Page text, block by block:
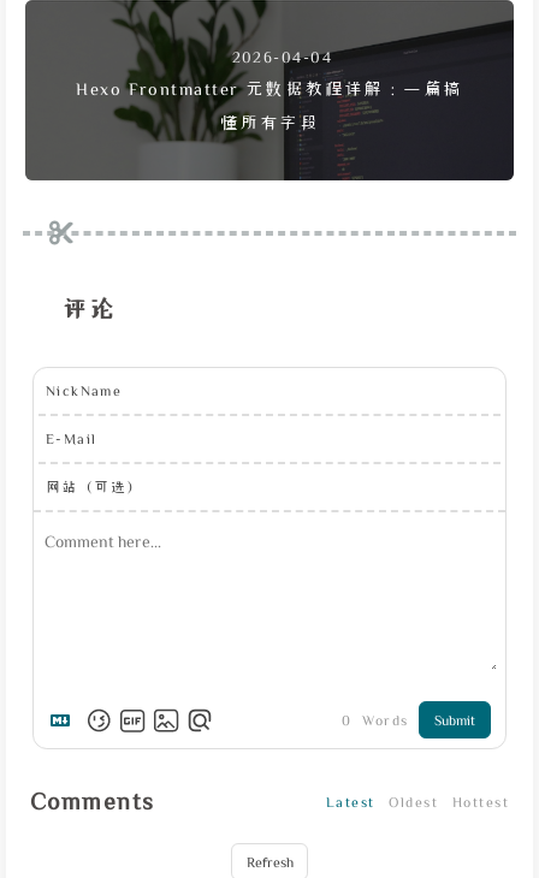
2026-04-04
Hexo Frontmatter 元数据教程详解：一篇搞
懂所有字段
评论
NickName
E-Mail
网站（可选）
0 Words Submit
Comments Latest Oldest Hottest
Refresh